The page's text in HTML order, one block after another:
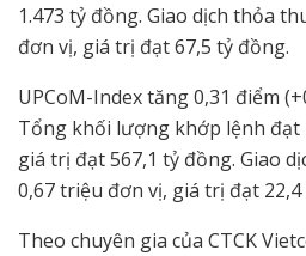
1.473 tỷ đồng. Giao dịch thỏa
đơn vị, giá trị đạt 67,5 tỷ đồng.
UPCoM-Index tăng 0,31 điểm
Tổng khối lượng khớp lệnh đạt
giá trị đạt 567,1 tỷ đồng. Giao
0,67 triệu đơn vị, giá trị đạt
Theo chuyên gia của CTCK